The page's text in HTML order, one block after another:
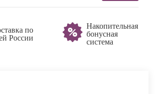
по
России
Накопительная
бонусная
система